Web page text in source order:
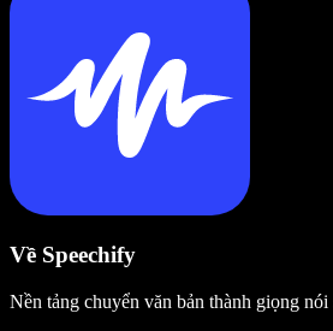
Về Speechify
Nền tảng chuyển văn bản thành giọng nói